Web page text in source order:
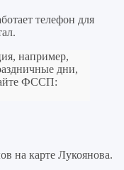
телефон для
например,
дни,
ФССП:
на карте Лукоянова.